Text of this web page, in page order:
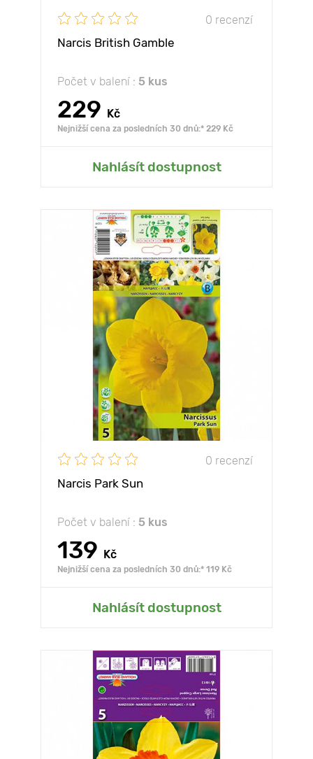
0 recenzí
Narcis British Gamble
Počet v balení : 5 kus
229 Kč
Nejnižší cena za posledních 30 dnů:* 229 Kč
Nahlásít dostupnost
0 recenzí
Narcis Park Sun
Počet v balení : 5 kus
139 Kč
Nejnižší cena za posledních 30 dnů:* 119 Kč
Nahlásít dostupnost